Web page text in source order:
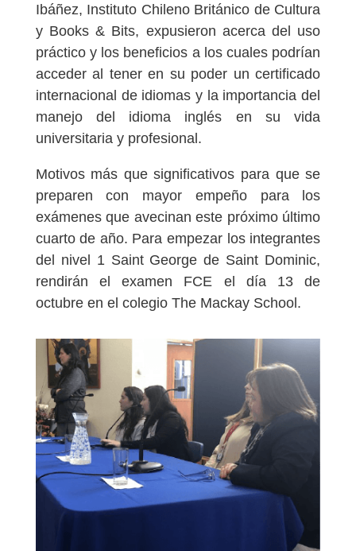
Ibáñez, Instituto Chileno Británico de Cultura
y Books & Bits, expusieron acerca del uso
práctico y los beneficios a los cuales podrían
acceder al tener en su poder un certificado
internacional de idiomas y la importancia del
manejo del idioma inglés en su vida
universitaria y profesional.
Motivos más que significativos para que se
preparen con mayor empeño para los
exámenes que avecinan este próximo último
cuarto de año. Para empezar los integrantes
del nivel 1 Saint George de Saint Dominic,
rendirán el examen FCE el día 13 de
octubre en el colegio The Mackay School.